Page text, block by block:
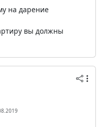
на дарение
вы должны